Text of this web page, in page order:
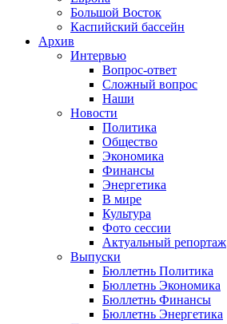
Большой Восток
Каспийский бассейн
Архив
Интервью
Вопрос-ответ
Сложный вопрос
Наши
Новости
Политика
Общество
Экономика
Финансы
Энергетика
В мире
Культура
Фото сессии
Актуальный репортаж
Выпуски
Бюллетнь Политика
Бюллетнь Экономика
Бюллетнь Финансы
Бюллетнь Энергетика